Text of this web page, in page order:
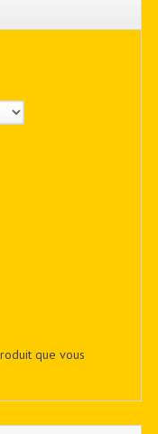
que vous